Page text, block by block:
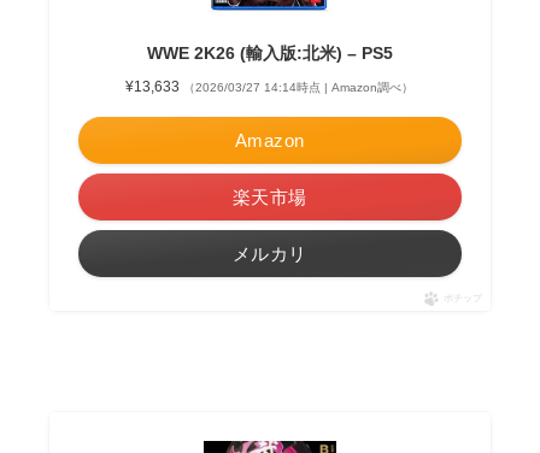
WWE 2K26 (輸入版:北米) – PS5
¥13,633 （2026/03/27 14:14時点 | Amazon調べ）
Amazon
楽天市場
メルカリ
ポチップ